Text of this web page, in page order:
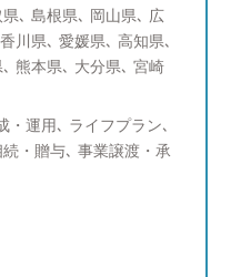
お客様にも満足いただ
かと存じます。 【資
と債券運用への取り組
、ブルームバーグと
資家が愛用する専用情
提供しています。債券
ルリンチPB証券時代に
費留学経験を活かし、
ます。現在ポートフォ
え出来るサービスを提
､ 島根県､ 岡山県､ 広
川県､ 愛媛県､ 高知県､
熊本県､ 大分県､ 宮崎
・運用､ ライフプラン､
・贈与､ 事業譲渡・承